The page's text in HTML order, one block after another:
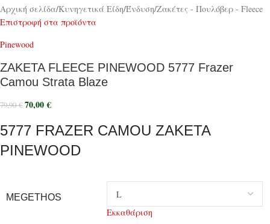
Αρχική σελίδα/Κυνηγετικά Είδη/Ένδυση/Ζακέτες - Πουλόβερ - Fleece
Επιστροφή στα προϊόντα
Pinewood
ΖΑΚΕΤΑ FLEECE PINEWOOD 5777 Frazer
Camou Strata Blaze
79,90€ 70,00€
5777 FRAZER CAMOU ΖΑΚΕΤΑ
PINEWOOD
MEGETHOS
Εκκαθάριση